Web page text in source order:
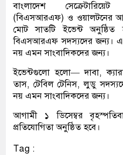
বাংলাদেশ
(বিএসআরএফ) ও ওয়ালটনের
মোট সাতটি ইভেন্ট অনুষ্ঠিত
বিএসআরএফ সদস্যদের জন্য।
নয় এমন সাংবাদিকদের জন্য।
ইভেন্টগুলো হলো— দাবা,
তাস, টেবিল টেনিস, লুডু
নয় এমন সাংবাদিকদের জন্য।
আগামী ১ ডিসেম্বর
প্রতিযোগিতা অনুষ্ঠিত হবে।
Tag :